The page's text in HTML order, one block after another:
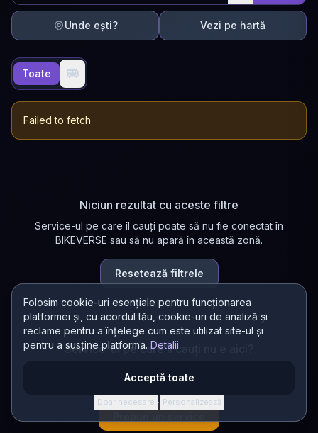
Folosim cookie-uri esențiale pentru funcționarea
platformei și, cu acordul tău, cookie-uri de analiză și
reclame pentru a înțelege cum este utilizat site-ul și
pentru a susține platforma. Detalii
Acceptă toate
Doar necesare · Personalizează
Unde ești? Vezi pe hartă
Toate 🚐
Failed to fetch
Niciun rezultat cu aceste filtre
Service-ul pe care îl cauți poate să nu fie conectat în
BIKEVERSE sau să nu apară în această zonă.
Resetează filtrele
Service-ul pe care îl cauți nu e aici?
BIKEVERSE, primești 200 AURA.